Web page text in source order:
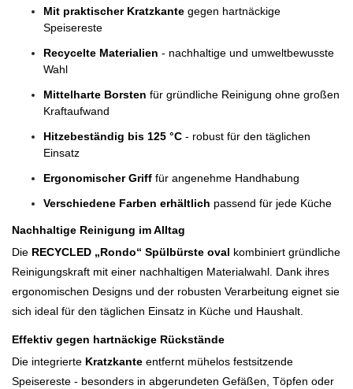
Mit praktischer Kratzkante gegen hartnäckige
Speisereste
Recycelte Materialien - nachhaltige und umweltbewusste
Wahl
Mittelharte Borsten für gründliche Reinigung ohne großen
Kraftaufwand
Hitzebeständig bis 125 °C - robust für den täglichen
Einsatz
Ergonomischer Griff für angenehme Handhabung
Verschiedene Farben erhältlich passend für jede Küche
Nachhaltige Reinigung im Alltag
Die RECYCLED „Rondo“ Spülbürste oval kombiniert gründliche
Reinigungskraft mit einer nachhaltigen Materialwahl. Dank ihres
ergonomischen Designs und der robusten Verarbeitung eignet sie
sich ideal für den täglichen Einsatz in Küche und Haushalt.
Effektiv gegen hartnäckige Rückstände
Die integrierte Kratzkante entfernt mühelos festsitzende
Speisereste - besonders in abgerundeten Gefäßen, Töpfen oder